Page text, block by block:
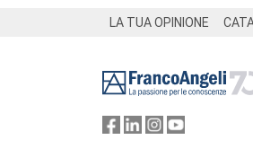
LA TUA OPINIONE